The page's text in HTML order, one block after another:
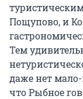
Пощупово, и
Тем
даже нет
что Рыбное